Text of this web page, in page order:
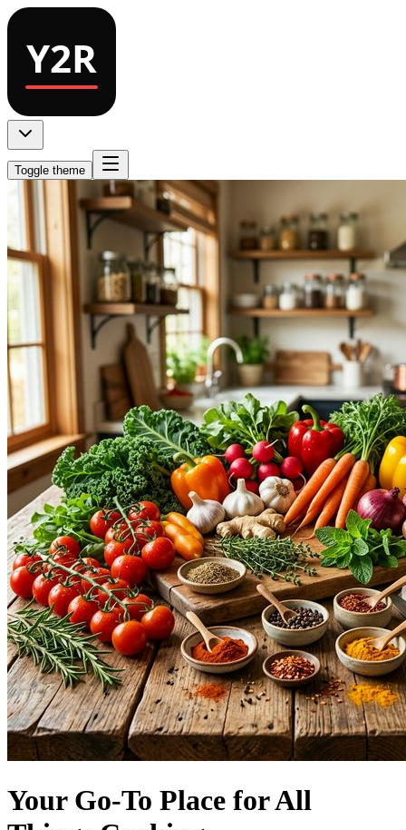
Toggle theme
Your Go-To Place for All